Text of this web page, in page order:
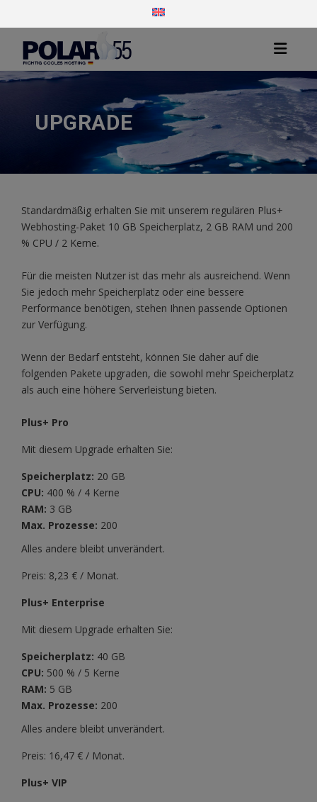
UPGRADE
Standardmäßig erhalten Sie mit unserem regulären Plus+
Webhosting-Paket 10 GB Speicherplatz, 2 GB RAM und 200
% CPU / 2 Kerne.
Für die meisten Nutzer ist das mehr als ausreichend. Wenn
Sie jedoch mehr Speicherplatz oder eine bessere
Performance benötigen, stehen Ihnen passende Optionen
zur Verfügung.
Wenn der Bedarf entsteht, können Sie daher auf die
folgenden Pakete upgraden, die sowohl mehr Speicherplatz
als auch eine höhere Serverleistung bieten.
Plus+ Pro
Mit diesem Upgrade erhalten Sie:
Speicherplatz: 20 GB
CPU: 400 % / 4 Kerne
RAM: 3 GB
Max. Prozesse: 200
Alles andere bleibt unverändert.
Preis: 8,23 € / Monat.
Plus+ Enterprise
Mit diesem Upgrade erhalten Sie:
Speicherplatz: 40 GB
CPU: 500 % / 5 Kerne
RAM: 5 GB
Max. Prozesse: 200
Alles andere bleibt unverändert.
Preis: 16,47 € / Monat.
Plus+ VIP